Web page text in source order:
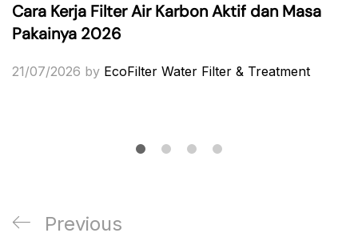
Cara Kerja Filter Air Karbon Aktif dan Masa
Pakainya 2026
21/07/2026 by EcoFilter Water Filter & Treatment
Post
Previous
Previous